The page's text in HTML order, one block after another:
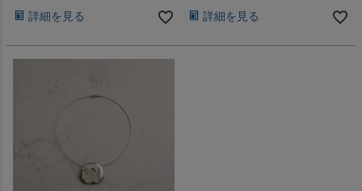
詳細を見る 詳細を見る